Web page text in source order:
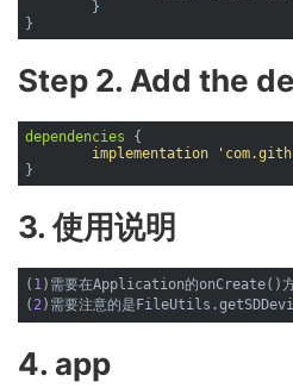
Step 2. Add the
dependencies {
implementation
3. 使用说明
( 1)需要在Application的onCreate()
( 2
4. app